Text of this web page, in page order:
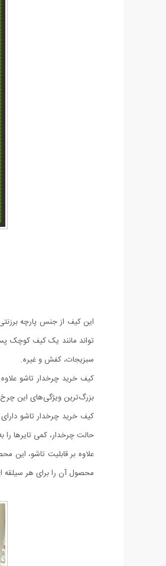
این کیف از جنس پارچه
تواند مانند یک کیف کوچک پس
سبزیجات، کفش و غیره.
کیف خرید چرخدار تاشو
بزرگ‌ترین ویژگی‌های این
کیف خرید چرخدار تاشو
حالت چرخدار، کمی تایرها
محصول آن را برای هر سیلقه